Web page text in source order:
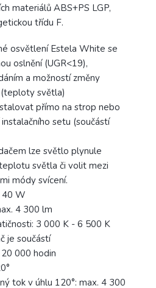
materiálů ABS+PS LGP,
třídu F.
osvětlení Estela White se
oslnění (UGR<19),
a možností změny
světla)
přímo na strop nebo
setu (součástí
lze světlo plynule
světla či volit mezi
módy svícení.
40 W
4 300 lm
3 000 K - 6 500 K
je součástí
000 hodin
tok v úhlu 120°: max. 4 300